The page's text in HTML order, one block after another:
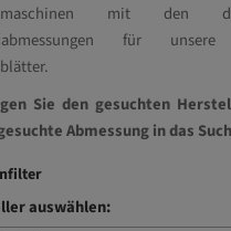
mit den
für
Sie den gesuchten
Abmessung in das
auswählen: